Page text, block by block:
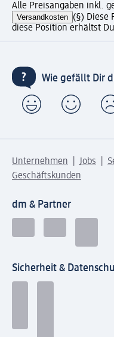
Alle Preisangaben inkl.
Versandkosten (§) Diese
diese Position erhältst
Wie gefällt Dir
Unternehmen Jobs
Geschäftskunden
dm & Partner
Sicherheit &